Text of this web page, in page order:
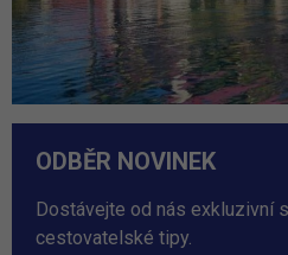
ODBĚR NOVINEK
Dostávejte od nás exkluzivní
cestovatelské tipy.